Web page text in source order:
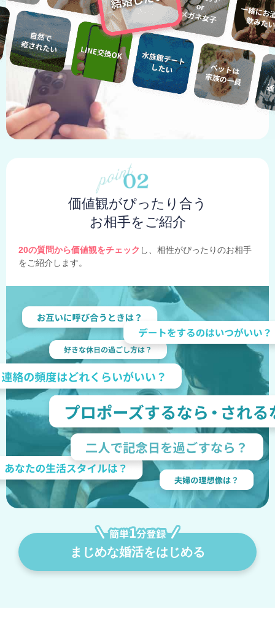
価値観がぴったり合う
お相手をご紹介
20の質問から価値観をチェック し、相性がぴったりのお相手
をご紹介します。
まじめな婚活をはじめる